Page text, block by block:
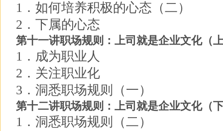
1．如何培养积极的心态（二）
2．下属的心态
第十一讲职场规则：上司就是企业文化（
1．成为职业人
2．关注职业化
3．洞悉职场规则（一）
第十二讲职场规则：上司就是企业文化（
1．洞悉职场规则（二）